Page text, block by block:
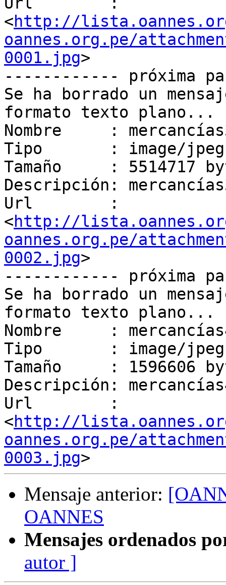
<http://
oannes.org.pe/
0001.jpg>
------------ próxima
Se ha borrado un
formato texto plano...
Nombre     :
Tipo       : image/jpeg
Tamaño     : 5514717
Descripción:
Url        :
<http://
oannes.org.pe/
0002.jpg>
------------ próxima
Se ha borrado un
formato texto plano...
Nombre     :
Tipo       : image/jpeg
Tamaño     : 1596606
Descripción:
Url        :
<http://
oannes.org.pe/
0003.jpg
Mensaje anterior:
OANNES
Mensajes ordenados
autor ]